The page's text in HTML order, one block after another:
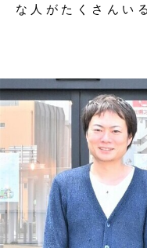
な人がたくさんい